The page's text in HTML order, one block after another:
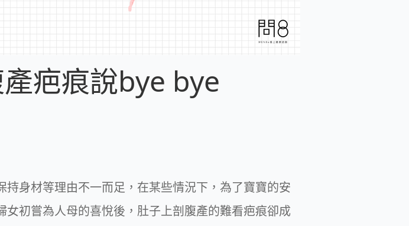
產疤痕說bye bye
身材等理由不一而足，在某些情況下，為了寶寶的安
初嘗為人母的喜悅後，肚子上剖腹產的難看疤痕卻成